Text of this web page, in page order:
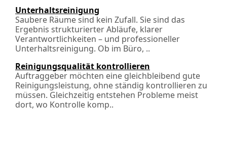
Unterhaltsreinigung
Saubere Räume sind kein Zufall. Sie sind das
Ergebnis strukturierter Abläufe, klarer
Verantwortlichkeiten – und professioneller
Unterhaltsreinigung. Ob im Büro, ..
Reinigungsqualität kontrollieren
Auftraggeber möchten eine gleichbleibend gute
Reinigungsleistung, ohne ständig kontrollieren zu
müssen. Gleichzeitig entstehen Probleme meist
dort, wo Kontrolle komp..